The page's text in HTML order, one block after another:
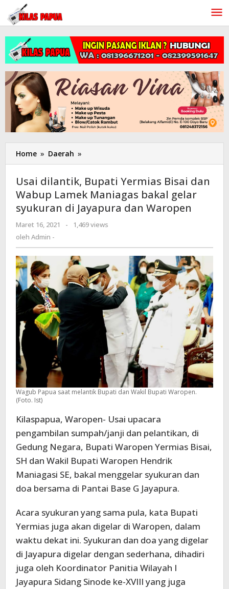
Lewati
konten
Home » Daerah »
dilantik,
Yermias
Bisai
dan
Lamek
bakal
syukuran
di
Jayapura
dan
Waropen
Usai dilantik, Bupati Yermias Bisai dan
Wabup Lamek Maniagas bakal gelar
syukuran di Jayapura dan Waropen
Maret 16, 2021
oleh
-
1,469 views
oleh Admin -
Wagub Papua saat melantik Bupati dan Wakil Bupati Waropen.
(Foto. Ist)
Kilaspapua, Waropen- Usai upacara
pengambilan sumpah/janji dan pelantikan, di
Gedung Negara, Bupati Waropen Yermias Bisai,
SH dan Wakil Bupati Waropen Hendrik
Maniagasi SE, bakal menggelar syukuran dan
doa bersama di Pantai Base G Jayapura.
Acara syukuran yang sama pula, kata Bupati
Yermias juga akan digelar di Waropen, dalam
waktu dekat ini. Syukuran dan doa yang digelar
di Jayapura digelar dengan sederhana, dihadiri
juga oleh Koordinator Panitia Wilayah I
Jayapura Sidang Sinode ke-XVIII yang juga